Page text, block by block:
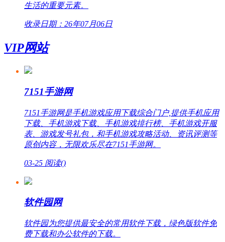
生活的重要元素。
收录日期：26年07月06日
VIP网站
7151手游网
7151手游网是手机游戏应用下载综合门户,提供手机应用
下载、手机游戏下载、手机游戏排行榜、手机游戏开服
表、游戏发号礼包，和手机游戏攻略活动、资讯评测等
原创内容，无限欢乐尽在7151手游网。
03-25 阅读()
软件园网
软件园为您提供最安全的常用软件下载，绿色版软件免
费下载和办公软件的下载。